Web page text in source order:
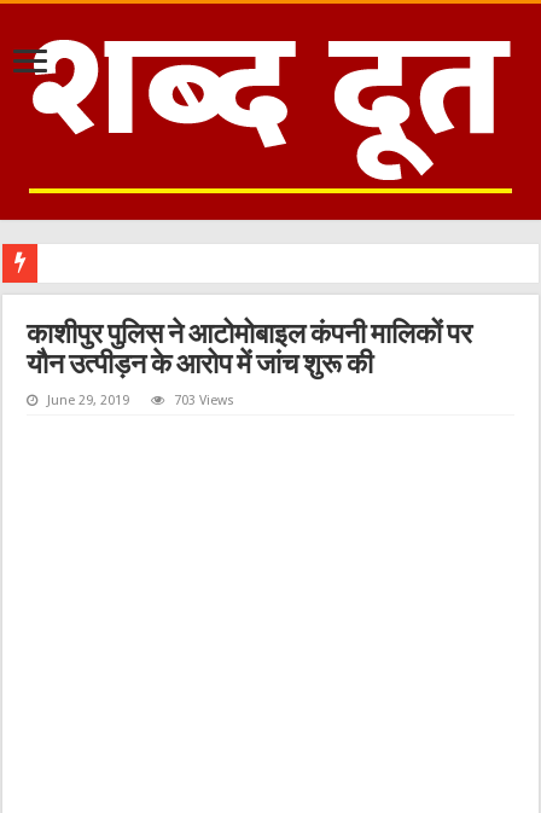
काशीपुर पुलिस ने आटोमोबाइल कंपनी मालिकों पर
यौन उत्पीड़न के आरोप में जांच शुरू की
June 29, 2019 703 Views